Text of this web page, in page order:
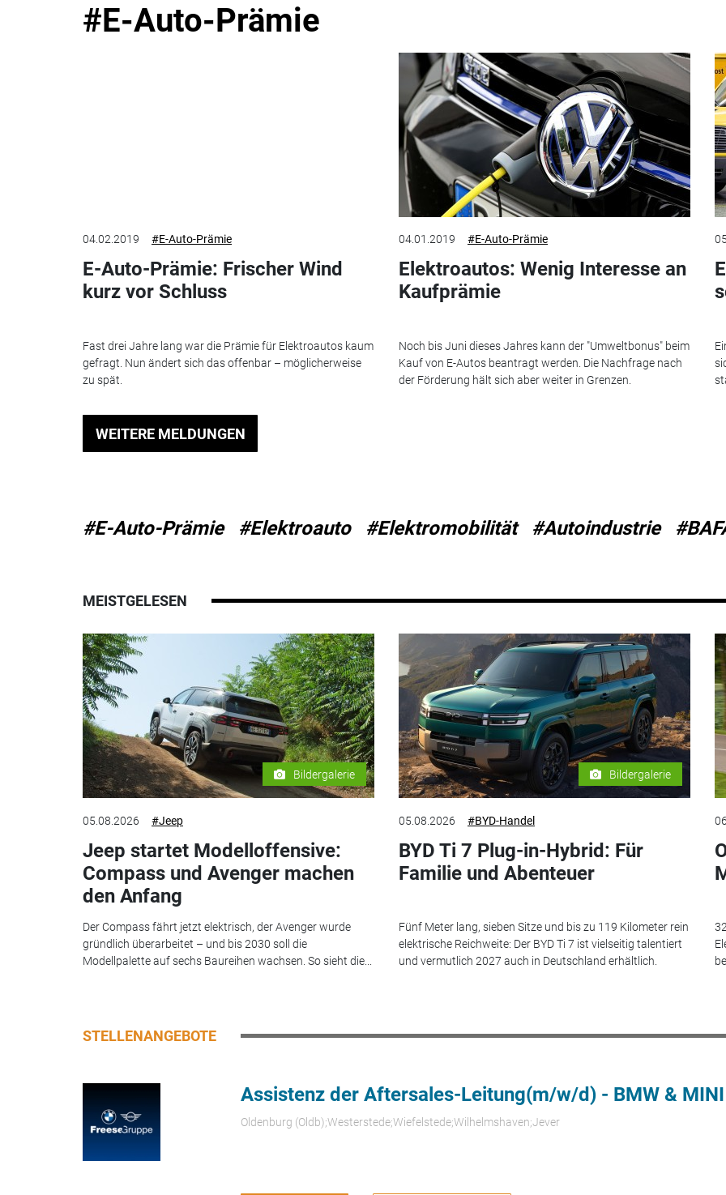
#E-Auto-Prämie
04.02.2019 #E-Auto-Prämie
E-Auto-Prämie: Frischer Wind
kurz vor Schluss
Fast drei Jahre lang war die Prämie für Elektroautos kaum
gefragt. Nun ändert sich das offenbar – möglicherweise
zu spät.
04.01.2019 #E-Auto-Prämie
Elektroautos: Wenig Interesse an
Kaufprämie
Noch bis Juni dieses Jahres kann der "Umweltbonus" beim
Kauf von E-Autos beantragt werden. Die Nachfrage nach
der Förderung hält sich aber weiter in Grenzen.
WEITERE MELDUNGEN
#E-Auto-Prämie #Elektroauto #Elektromobilität #Autoindustrie
MEISTGELESEN
Bildergalerie
05.08.2026 #Jeep
Jeep startet Modelloffensive:
Compass und Avenger machen
den Anfang
Der Compass fährt jetzt elektrisch, der Avenger wurde
gründlich überarbeitet – und bis 2030 soll die
Modellpalette auf sechs Baureihen wachsen. So sieht die...
Bildergalerie
05.08.2026 #BYD-Handel
BYD Ti 7 Plug-in-Hybrid: Für
Familie und Abenteuer
Fünf Meter lang, sieben Sitze und bis zu 119 Kilometer rein
elektrische Reichweite: Der BYD Ti 7 ist vielseitig talentiert
und vermutlich 2027 auch in Deutschland erhältlich.
STELLENANGEBOTE
Assistenz der Aftersales-Leitung(m/w/d) - BMW & MINI
Oldenburg (Oldb);Westerstede;Wiefelstede;Wilhelmshaven;Jever